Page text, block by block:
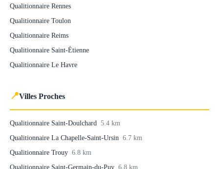
Qualitionnaire Rennes
Qualitionnaire Toulon
Qualitionnaire Reims
Qualitionnaire Saint-Étienne
Qualitionnaire Le Havre
📍Villes Proches
Qualitionnaire Saint-Doulchard 5.4 km
Qualitionnaire La Chapelle-Saint-Ursin 6.7 km
Qualitionnaire Trouy 6.8 km
Qualitionnaire Saint-Germain-du-Puy 6.8 km